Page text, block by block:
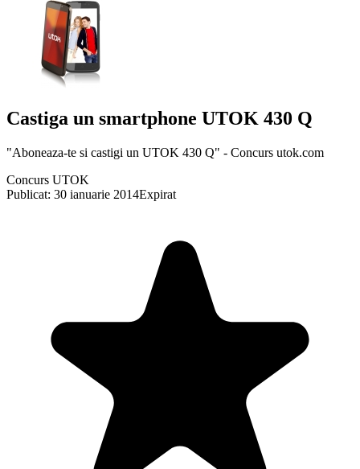
Castiga un smartphone UTOK 430 Q
"Aboneaza-te si castigi un UTOK 430 Q" - Concurs utok.com
Concurs UTOK
Publicat: 30 ianuarie 2014Expirat